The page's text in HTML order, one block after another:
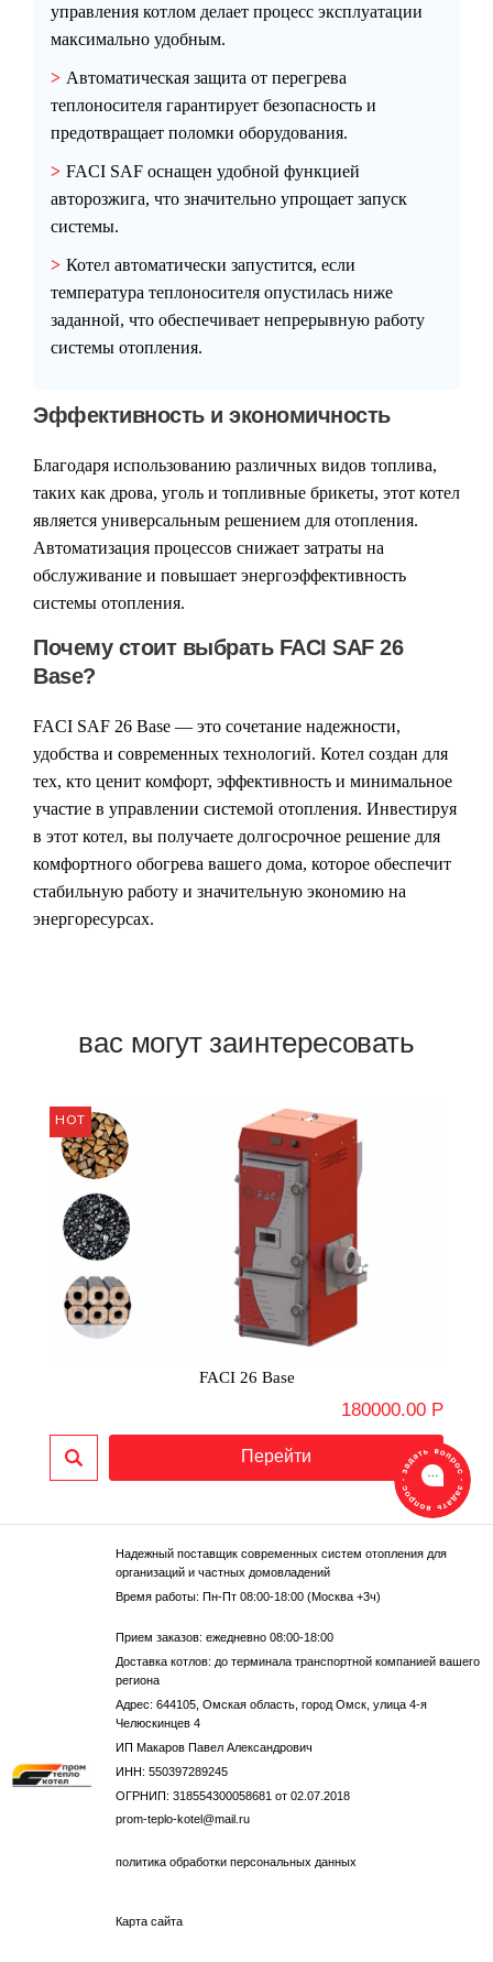
управления котлом делает процесс эксплуатации
максимально удобным.
Автоматическая защита от перегрева
теплоносителя гарантирует безопасность и
предотвращает поломки оборудования.
FACI SAF оснащен удобной функцией
авторозжига, что значительно упрощает запуск
системы.
Котел автоматически запустится, если
температура теплоносителя опустилась ниже
заданной, что обеспечивает непрерывную работу
системы отопления.
Эффективность и экономичность
Благодаря использованию различных видов топлива,
таких как дрова, уголь и топливные брикеты, этот котел
является универсальным решением для отопления.
Автоматизация процессов снижает затраты на
обслуживание и повышает энергоэффективность
системы отопления.
Почему стоит выбрать FACI SAF 26
Base?
FACI SAF 26 Base — это сочетание надежности,
удобства и современных технологий. Котел создан для
тех, кто ценит комфорт, эффективность и минимальное
участие в управлении системой отопления. Инвестируя
в этот котел, вы получаете долгосрочное решение для
комфортного обогрева вашего дома, которое обеспечит
стабильную работу и значительную экономию на
энергоресурсах.
вас могут заинтересовать
FACI 26 Base
180000.00 Р
Надежный поставщик современных систем отопления для
организаций и частных домовладений
Время работы: Пн-Пт 08:00-18:00 (Москва +3ч)
Прием заказов: ежедневно 08:00-18:00
Доставка котлов: до терминала транспортной компанией вашего
региона
Адрес: 644105, Омская область, город Омск, улица 4-я
Челюскинцев 4
ИП Макаров Павел Александрович
ИНН: 550397289245
ОГРНИП: 318554300058681 от 02.07.2018
prom-teplo-kotel@mail.ru
политика обработки персональных данных
Карта сайта